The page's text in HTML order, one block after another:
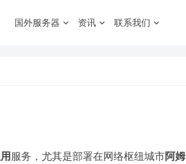
国外服务器 资讯 联系我们
服务，尤其是部署在网络枢纽城市阿姆